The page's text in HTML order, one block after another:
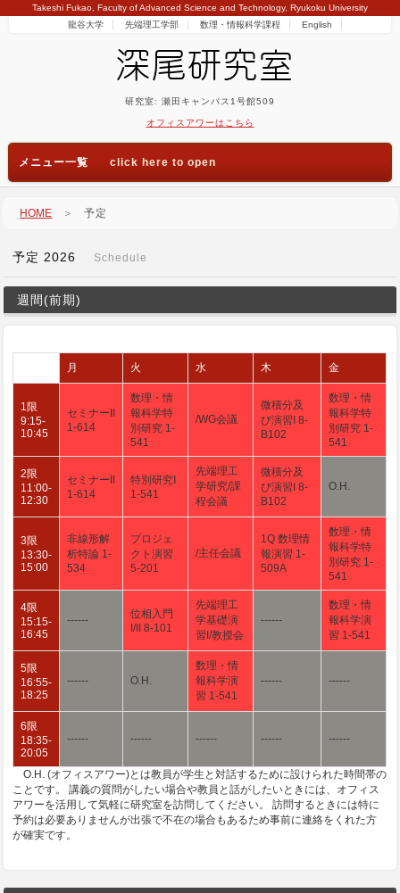
Takeshi Fukao, Faculty of Advanced Science and Technology, Ryukoku University
龍谷大学
先端理工学部 数理・情報科学課程 English
研究室: 瀬田キャンパス1号館509
オフィスアワーはこちら
メニュー一覧
HOME ＞予定
予定 2026 Schedule
週間(前期)
月 火 水 木 金
1限
9:15-
10:45
セミナーII
1-614
数理・情
報科学特
別研究 1-
541
/WG会議
微積分及
び演習I 8-
B102
数理・情
報科学特
別研究 1-
541
2限
11:00-
12:30
セミナーII
1-614
特別研究Ⅰ
1-541
先端理工
学研究/課
程会議
微積分及
び演習I 8-
B102
O.H.
3限
13:30-
15:00
非線形解
析特論 1-
534
プロジェ
クト演習
5-201
/主任会議
1Q 数理情
報演習 1-
509A
数理・情
報科学特
別研究 1-
541
4限
15:15-
16:45
------
位相入門
I/II 8-101
先端理工
学基礎演
習I/教授会
------
数理・情
報科学演
習 1-541
5限
16:55-
18:25
------ O.H.
数理・情
報科学演
習 1-541
------ ------
6限
18:35-
20:05
------ ------ ------ ------ ------
O.H. (オフィスアワー)とは教員が学生と対話するために設けられた時間帯の
ことです。 講義の質問がしたい場合や教員と話がしたいときには、オフィス
アワーを活用して気軽に研究室を訪問してください。 訪問するときには特に
予約は必要ありませんが出張で不在の場合もあるため事前に連絡をくれた方
が確実です。